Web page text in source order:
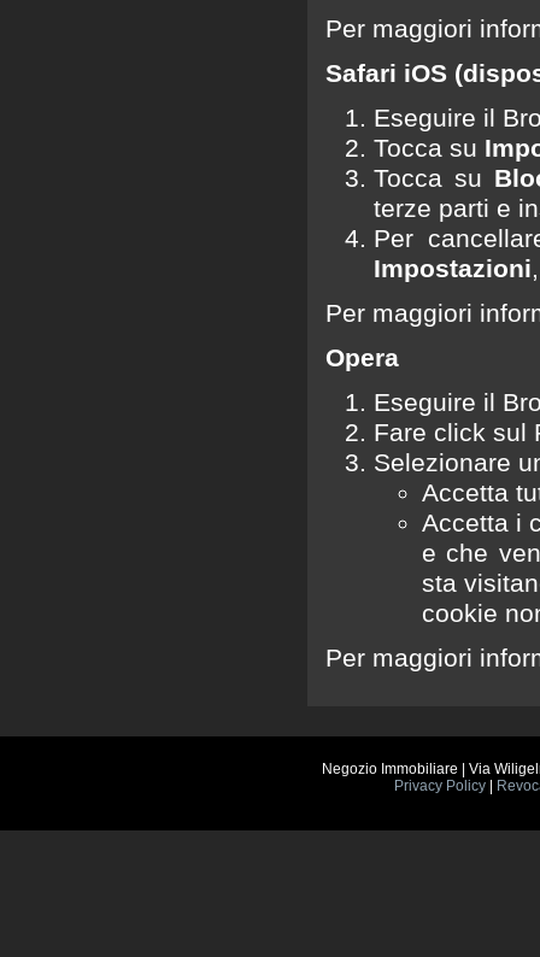
Per maggiori
Safari iOS
Eseguire il
Tocca su
Tocca su
terze parti e
Per
Impostazioni
Per maggiori
Opera
Eseguire il
Fare click sul
Selezionare
Accetta
Accetta i
e che
sta
cookie
Per maggiori
Negozio Immobiliare | Via
Privacy Policy|